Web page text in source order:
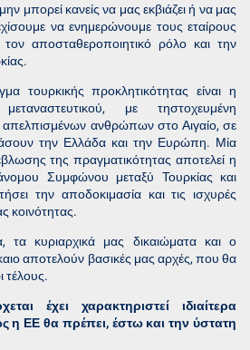
μπορεί κανείς να μας εκβιάζει ή να μας
να ενημερώνουμε τους εταίρους
αποσταθεροποιητικό ρόλο και την
τουρκικής προκλητικότητας είναι η
με τηστοχευμένη
απελπισμένων ανθρώπων στο Αιγαίο, σε
την Ελλάδα και την Ευρώπη. Μία
της πραγματικότητας αποτελεί η
Συμφώνου μεταξύ Τουρκίας και
την αποδοκιμασία και τις ισχυρές
κοινότητας.
τα κυριαρχικά μας δικαιώματα και ο
αποτελούν βασικές μας αρχές, που θα
τέλους.
έχει χαρακτηριστεί ιδιαίτερα
η ΕΕ θα πρέπει, έστω και την ύστατη